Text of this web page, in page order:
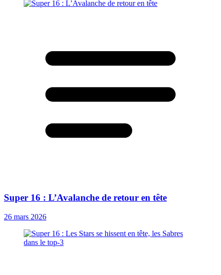
Super 16 : L’Avalanche de retour en tête
26 mars 2026